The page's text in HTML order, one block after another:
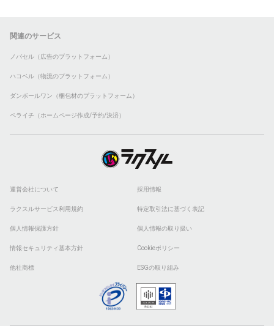
関連のサービス
ノバセル（広告のプラットフォーム）
ハコベル（物流のプラットフォーム）
ダンボールワン（梱包材のプラットフォーム）
ペライチ（ホームページ作成/予約/決済）
運営会社について 採用情報
ラクスルサービス利用規約 特定取引法に基づく表記
個人情報保護方針 個人情報の取り扱い
情報セキュリティ基本方針 Cookieポリシー
他社商標 ESGの取り組み